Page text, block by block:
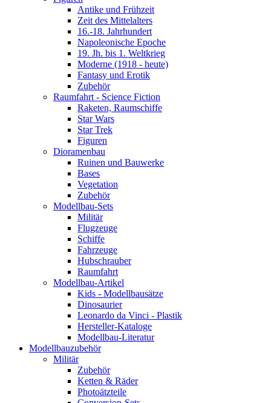
Antike und Frühzeit
Zeit des Mittelalters
16.-18. Jahrhundert
Napoleonische Epoche
19. Jh. bis 1. Weltkrieg
Moderne (1918 - heute)
Fantasy und Erotik
Zubehör
Raumfahrt - Science Fiction
Raketen, Raumschiffe
Star Wars
Star Trek
Figuren
Dioramenbau
Ruinen und Bauwerke
Bases
Vegetation
Zubehör
Modellbau-Sets
Militär
Flugzeuge
Schiffe
Fahrzeuge
Hubschrauber
Raumfahrt
Modellbau-Artikel
Kids - Modellbausätze
Dinosaurier
Leonardo da Vinci - Plastik
Hersteller-Kataloge
Modellbau-Literatur
Modellbauzubehör
Militär
Zubehör
Ketten & Räder
Photoätzteile